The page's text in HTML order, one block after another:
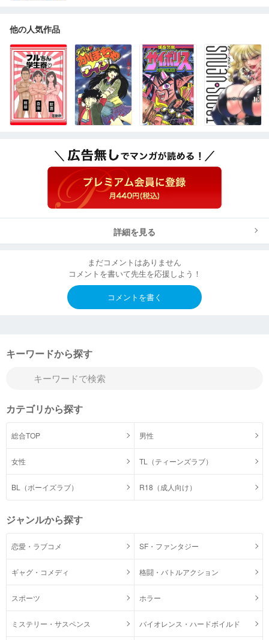
他の人気作品
詳細を見る
まだコメントはありません
コメントを書いて先生を応援しよう！
コメントを書く
キーワードから探す
カテゴリから探す
総合TOP 男性
女性 TL（ティーンズラブ）
BL（ボーイズラブ） R18（成人向け）
ジャンルから探す
恋愛・ラブコメ SF・ファンタジー
ギャグ・コメディ 格闘・バトルアクション
スポーツ ホラー
ミステリー・サスペンス バイオレンス・ハードボイルド